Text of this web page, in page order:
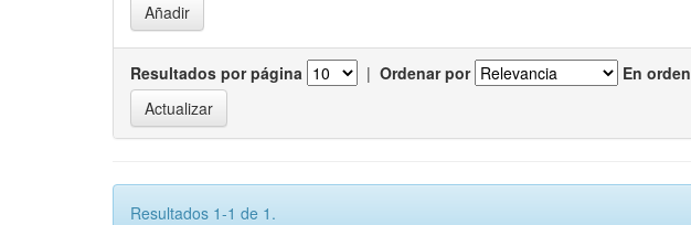
Resultados por página | Ordenar por En orden
Resultados 1-1 de 1.